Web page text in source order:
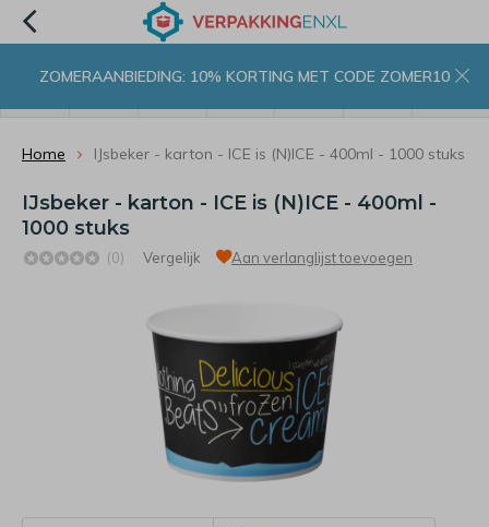
ZOMERAANBIEDING: 10% KORTING MET CODE ZOMER10
Home IJsbeker - karton - ICE is (N)ICE - 400ml - 1000 stuks
IJsbeker - karton - ICE is (N)ICE - 400ml -
1000 stuks
(0) Vergelijk Aan verlanglijst toevoegen